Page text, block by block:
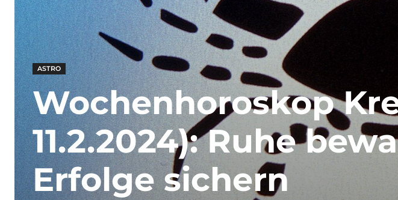
ASTRO
Wochenhoroskop
11.2.2024): Ruhe
Erfolge sichern